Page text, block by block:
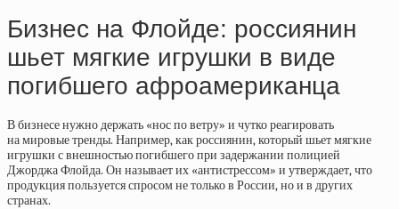
Бизнес на Флойде: россиянин
шьет мягкие игрушки в виде
погибшего афроамериканца
В бизнесе нужно держать «нос по ветру» и чутко реагировать
на мировые тренды. Например, как россиянин, который шьет мягкие
игрушки с внешностью погибшего при задержании полицией
Джорджа Флойда. Он называет их «антистрессом» и утверждает, что
продукция пользуется спросом не только в России, но и в других
странах.